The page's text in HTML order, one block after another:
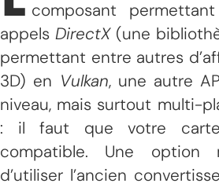
composant
appels DirectX(une
permettant entre autres
3D) en Vulkan, une autre
niveau, mais surtout multi-
: il faut que votre
compatible. Une option
d’utiliser l’ancien